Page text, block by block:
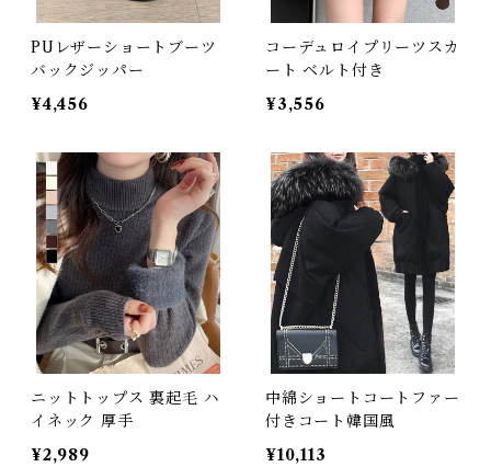
PUレザーショートブーツ
バックジッパー
¥4,456
コーデュロイプリーツスカ
ート ベルト付き
¥3,556
ニットトップス 裏起毛 ハ
イネック 厚手
¥2,989
中綿ショートコートファー
付きコート韓国風
¥10,113